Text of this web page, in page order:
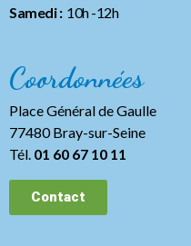
Samedi :10h -12h
Coordonnées
Place Général de Gaulle
77480 Bray-sur-Seine
Tél. 01 60 67 10 11
Contact